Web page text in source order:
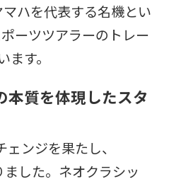
ハを代表する名機とい
ーツツアラーのトレー
す。
本質を体現したスタ
ンジを果たし、
した。ネオクラシッ